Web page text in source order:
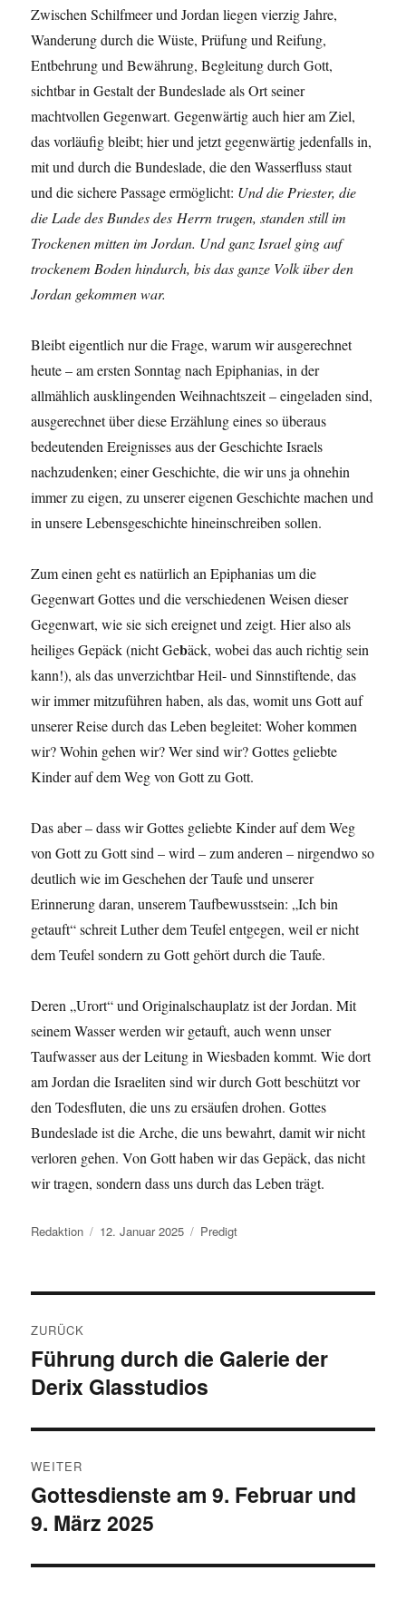
Zwischen Schilfmeer und Jordan liegen vierzig Jahre,
Wanderung durch die Wüste, Prüfung und Reifung,
Entbehrung und Bewährung, Begleitung durch Gott,
sichtbar in Gestalt der Bundeslade als Ort seiner
machtvollen Gegenwart. Gegenwärtig auch hier am Ziel,
das vorläufig bleibt; hier und jetzt gegenwärtig jedenfalls in,
mit und durch die Bundeslade, die den Wasserfluss staut
und die sichere Passage ermöglicht: Und die Priester, die
die Lade des Bundes des Herrn trugen, standen still im
Trockenen mitten im Jordan. Und ganz Israel ging auf
trockenem Boden hindurch, bis das ganze Volk über den
Jordan gekommen war.
Bleibt eigentlich nur die Frage, warum wir ausgerechnet
heute – am ersten Sonntag nach Epiphanias, in der
allmählich ausklingenden Weihnachtszeit – eingeladen sind,
ausgerechnet über diese Erzählung eines so überaus
bedeutenden Ereignisses aus der Geschichte Israels
nachzudenken; einer Geschichte, die wir uns ja ohnehin
immer zu eigen, zu unserer eigenen Geschichte machen und
in unsere Lebensgeschichte hineinschreiben sollen.
Zum einen geht es natürlich an Epiphanias um die
Gegenwart Gottes und die verschiedenen Weisen dieser
Gegenwart, wie sie sich ereignet und zeigt. Hier also als
heiliges Gepäck (nicht Gebäck, wobei das auch richtig sein
kann!), als das unverzichtbar Heil- und Sinnstiftende, das
wir immer mitzuführen haben, als das, womit uns Gott auf
unserer Reise durch das Leben begleitet: Woher kommen
wir? Wohin gehen wir? Wer sind wir? Gottes geliebte
Kinder auf dem Weg von Gott zu Gott.
Das aber – dass wir Gottes geliebte Kinder auf dem Weg
von Gott zu Gott sind – wird – zum anderen – nirgendwo so
deutlich wie im Geschehen der Taufe und unserer
Erinnerung daran, unserem Taufbewusstsein: „Ich bin
getauft“ schreit Luther dem Teufel entgegen, weil er nicht
dem Teufel sondern zu Gott gehört durch die Taufe.
Deren „Urort“ und Originalschauplatz ist der Jordan. Mit
seinem Wasser werden wir getauft, auch wenn unser
Taufwasser aus der Leitung in Wiesbaden kommt. Wie dort
am Jordan die Israeliten sind wir durch Gott beschützt vor
den Todesfluten, die uns zu ersäufen drohen. Gottes
Bundeslade ist die Arche, die uns bewahrt, damit wir nicht
verloren gehen. Von Gott haben wir das Gepäck, das nicht
wir tragen, sondern dass uns durch das Leben trägt.
Autor
Redaktion
Veröffentlicht
12. Januar 2025 Kategorien
Predigt
ZURÜCK
Vorheriger
Beitrag:
Führung durch die Galerie der
Derix Glasstudios
WEITER
Nächster
Beitrag:
Gottesdienste am 9. Februar und
9. März 2025